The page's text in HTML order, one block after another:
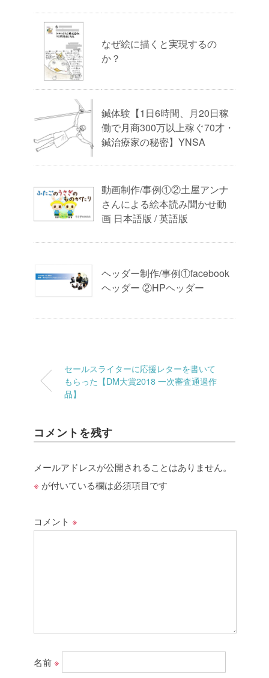
なぜ絵に描くと実現するの
か？
鍼体験【1日6時間、月20日稼
働で月商300万以上稼ぐ70才・
鍼治療家の秘密】YNSA
動画制作/事例①②土屋アンナ
さんによる絵本読み聞かせ動
画 日本語版 / 英語版
ヘッダー制作/事例①facebook
ヘッダー ②HPヘッダー
セールスライターに応援レターを書いて
もらった【DM大賞2018 一次審査通過作
品】
コメントを残す
メールアドレスが公開されることはありません。
※ が付いている欄は必須項目です
コメント ※
名前※